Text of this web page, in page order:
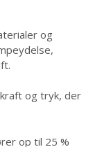
og
og tryk, der
op til 25 %